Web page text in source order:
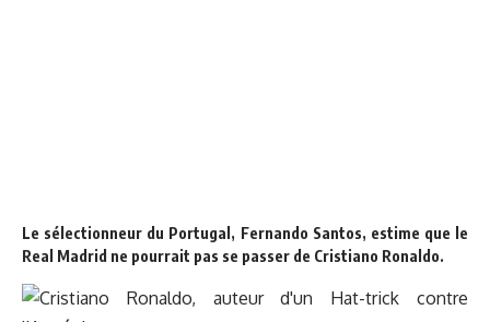
Le sélectionneur du Portugal, Fernando Santos, estime que le
Real Madrid ne pourrait pas se passer de Cristiano Ronaldo.